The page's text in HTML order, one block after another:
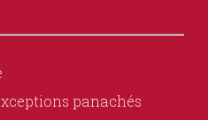
panachés